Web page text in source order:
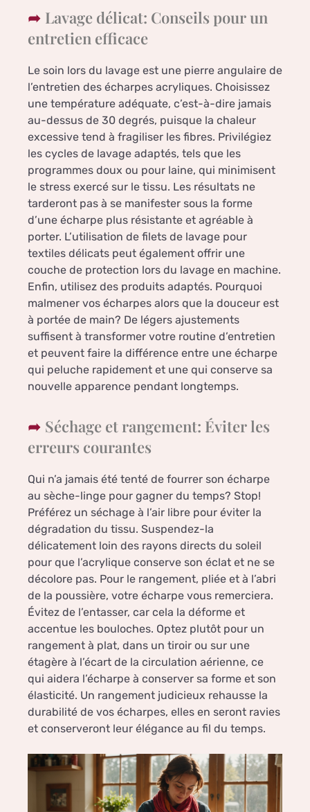
Lavage délicat: Conseils pour un
entretien efficace
Le soin lors du lavage est une pierre angulaire de
l’entretien des écharpes acryliques. Choisissez
une température adéquate, c’est-à-dire jamais
au-dessus de 30 degrés, puisque la chaleur
excessive tend à fragiliser les fibres. Privilégiez
les cycles de lavage adaptés, tels que les
programmes doux ou pour laine, qui minimisent
le stress exercé sur le tissu. Les résultats ne
tarderont pas à se manifester sous la forme
d’une écharpe plus résistante et agréable à
porter. L’utilisation de filets de lavage pour
textiles délicats peut également offrir une
couche de protection lors du lavage en machine.
Enfin, utilisez des produits adaptés. Pourquoi
malmener vos écharpes alors que la douceur est
à portée de main? De légers ajustements
suffisent à transformer votre routine d’entretien
et peuvent faire la différence entre une écharpe
qui peluche rapidement et une qui conserve sa
nouvelle apparence pendant longtemps.
Séchage et rangement: Éviter les
erreurs courantes
Qui n’a jamais été tenté de fourrer son écharpe
au sèche-linge pour gagner du temps? Stop!
Préférez un séchage à l’air libre pour éviter la
dégradation du tissu. Suspendez-la
délicatement loin des rayons directs du soleil
pour que l’acrylique conserve son éclat et ne se
décolore pas. Pour le rangement, pliée et à l’abri
de la poussière, votre écharpe vous remerciera.
Évitez de l’entasser, car cela la déforme et
accentue les bouloches. Optez plutôt pour un
rangement à plat, dans un tiroir ou sur une
étagère à l’écart de la circulation aérienne, ce
qui aidera l’écharpe à conserver sa forme et son
élasticité. Un rangement judicieux rehausse la
durabilité de vos écharpes, elles en seront ravies
et conserveront leur élégance au fil du temps.